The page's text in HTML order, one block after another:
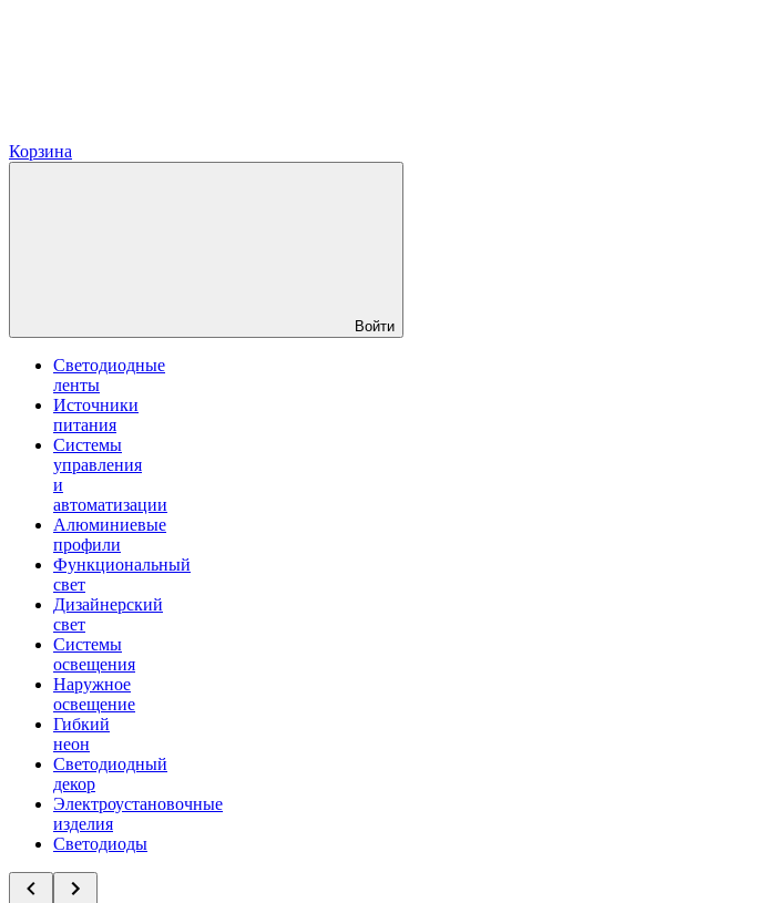
Корзина
Войти
Светодиодные
ленты
Источники
питания
Системы
управления
и
автоматизации
Алюминиевые
профили
Функциональный
свет
Дизайнерский
свет
Системы
освещения
Наружное
освещение
Гибкий
неон
Светодиодный
декор
Электроустановочные
изделия
Светодиоды